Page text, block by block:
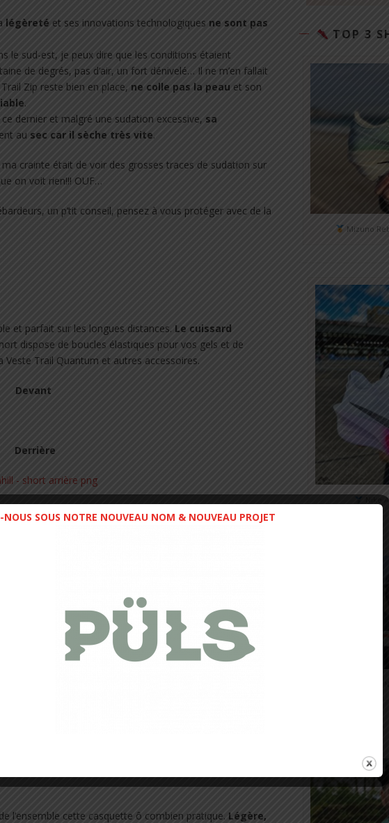
légèreté et ses innovations technologiques ne sont pas
le sud-est, je peux dire que les conditions étaient
de degrés, pas d’air, un fort dénivelé… Il ne m’en fallait
Zip reste bien en place, ne colle pas la peau et son
.
dernier et malgré une sudation excessive, sa
au sec car il sèche très vite.
crainte était de voir des grosses traces de sudation sur
on voit rien!!! OUF…
un p’tit conseil, pensez à vous protéger avec de la
et parfait sur les longues distances. Le cuissard
dispose de boucles élastiques pour vos gels et de
Veste Trail Quantum et autres accessoires.
Devant
Derrière
le cuissard et l’accès se fait par des poches standards
permettent de glisser barres et autres gels, mais
à base de chocolat, car son emplacement (sur le
une laaaarrrge
4
en rien la pratique de la course.
l’ensemble cette casquette ô combien pratique. Légère,
TOP 3
Mizuno
Nike
Mizuno
TOP
NOUS SOUS NOTRE NOUVEAU NOM & NOUVEAU PROJET